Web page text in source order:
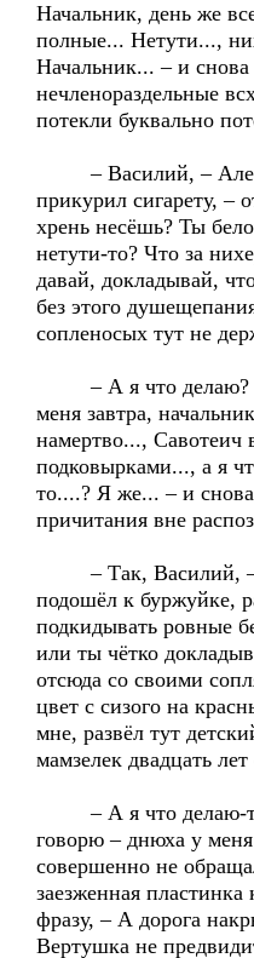
Начальник, день же
полные... Нетути...,
Начальник... – и снова
нечленораздельные
потекли буквально
– Василий, –
прикурил сигарету, –
хрень несёшь? Ты
нетути-то? Что за
давай, докладывай,
без этого
сопленосых тут не
– А я что делаю?
меня завтра,
намертво..., Савотеич
подковырками..., а я
то....? Я же... – и снова
причитания вне
– Так, Василий, –
подошёл к буржуйке,
подкидывать ровные
или ты чётко
отсюда со своими
цвет с сизого на
мне, развёл тут
мамзелек двадцать лет
– А я что делаю-
говорю – днюха у
совершенно не
заезженная
фразу, – А дорога
Вертушка не